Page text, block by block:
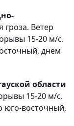
гроза. Ветер
15-20 м/с.
днем
области
15-20 м/с.
юго-восточный,